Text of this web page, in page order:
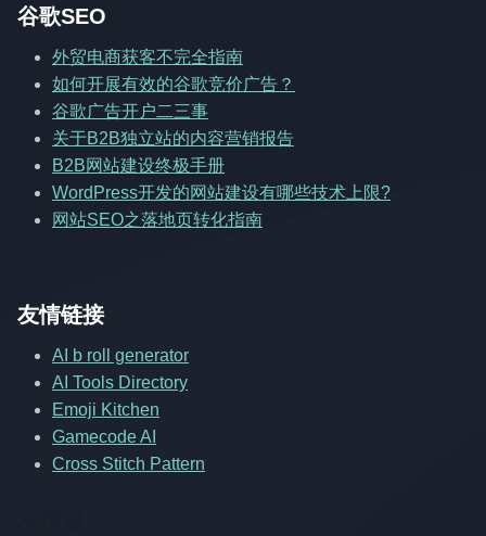
谷歌SEO
外贸电商获客不完全指南
如何开展有效的谷歌竞价广告？
谷歌广告开户二三事
关于B2B独立站的内容营销报告
B2B网站建设终极手册
WordPress开发的网站建设有哪些技术上限?
网站SEO之落地页转化指南
友情链接
AI b roll generator
AI Tools Directory
Emoji Kitchen
Gamecode AI
Cross Stitch Pattern